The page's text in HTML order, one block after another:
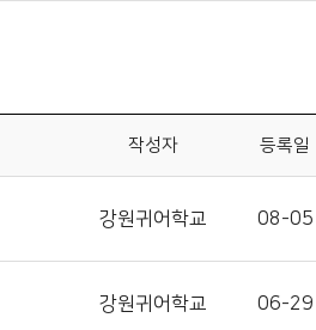
작성자 등록일
강원귀어학교 08-05
강원귀어학교 06-29